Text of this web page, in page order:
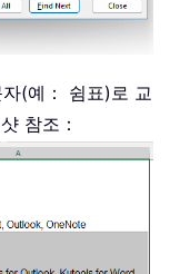
(예： 쉼표)로 교
참조：